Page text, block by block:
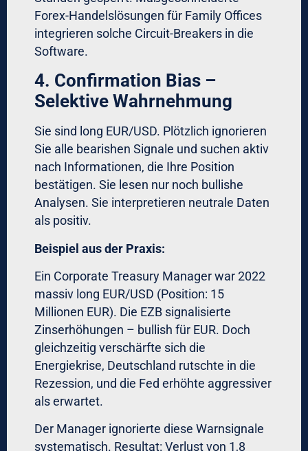
Phase 2 – Systematisierung
(Woche 3-6)
Erstellen Sie ein schriftliches Trading-
Manual mit:
Exakte Entry-Kriterien (min. 3
Bestätigungen nötig)
Position-Sizing-Formel (z.B. ATR-
basiert, max. 2% Risk)
Stop-Loss-Regeln (technisch definiert,
nie nach Entry veränderbar)
Exit-Strategie (Partial-Profits, Trailing-
Schritt 2: Wählen Sie Ihre Tools
Für vollautomatischen Forex-Handel:
Für quantitative Strategien:
MetaTrader mit Expert Advisors,
cTrader mit cBots
Für institutionelle Ansprüche:
Bloomberg AIM, Fidessa, FlexTrade
Für Family Offices:Maßgeschneiderte
Forex-Handelslösungen mit White-